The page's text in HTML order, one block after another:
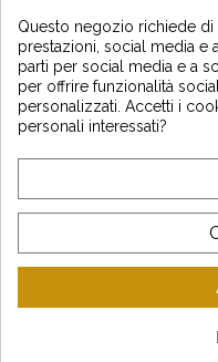
iscrivendoti e
notizie di Vintage
*Dès 99€ d'achat. En vous
A
SERVIZIO
Questo negozio richiede
prestazioni, social media e
parti per social media e a
per offrire funzionalità
personalizzati. Accetti i
personali interessati?